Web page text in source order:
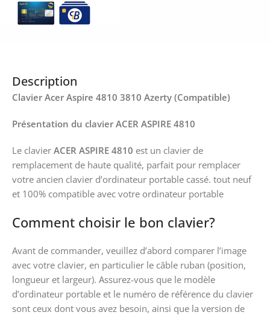
Description
Clavier Acer Aspire 4810 3810 Azerty (Compatible)
Présentation du clavier ACER ASPIRE 4810
Le clavier ACER ASPIRE 4810 est un clavier de
remplacement de haute qualité, parfait pour remplacer
votre ancien clavier d’ordinateur portable cassé. tout neuf
et 100% compatible avec votre ordinateur portable
Comment choisir le bon clavier?
Avant de commander, veuillez d’abord comparer l’image
avec votre clavier, en particulier le câble ruban (position,
longueur et largeur). Assurez-vous que le modèle
d’ordinateur portable et le numéro de référence du clavier
sont ceux dont vous avez besoin, ainsi que la version de